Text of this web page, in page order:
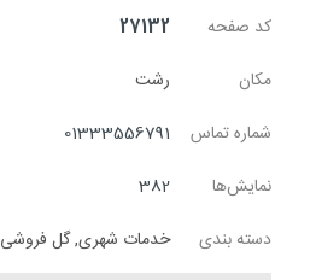
کد صفحه
27132
مکان
رشت
شماره تماس
01333556791
نمایش‌ها
382
دسته بندی
خدمات شهری,گل فروشی